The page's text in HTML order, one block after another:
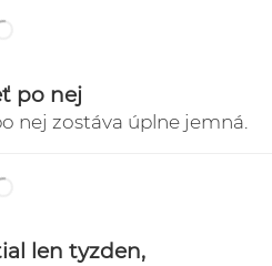
po nej
nej zostáva úplne jemná.
len tyzden,